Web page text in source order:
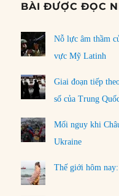
BÀI ĐƯỢC ĐỌC
Nỗ lực âm thầm
vực Mỹ Latinh
Giai đoạn tiếp
số của Trung
Mối nguy khi
Ukraine
Thế giới hôm